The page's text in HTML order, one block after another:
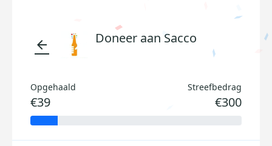
arrow_back Doneer aan Sacco
Opgehaald
€39
Streefbedrag
€300